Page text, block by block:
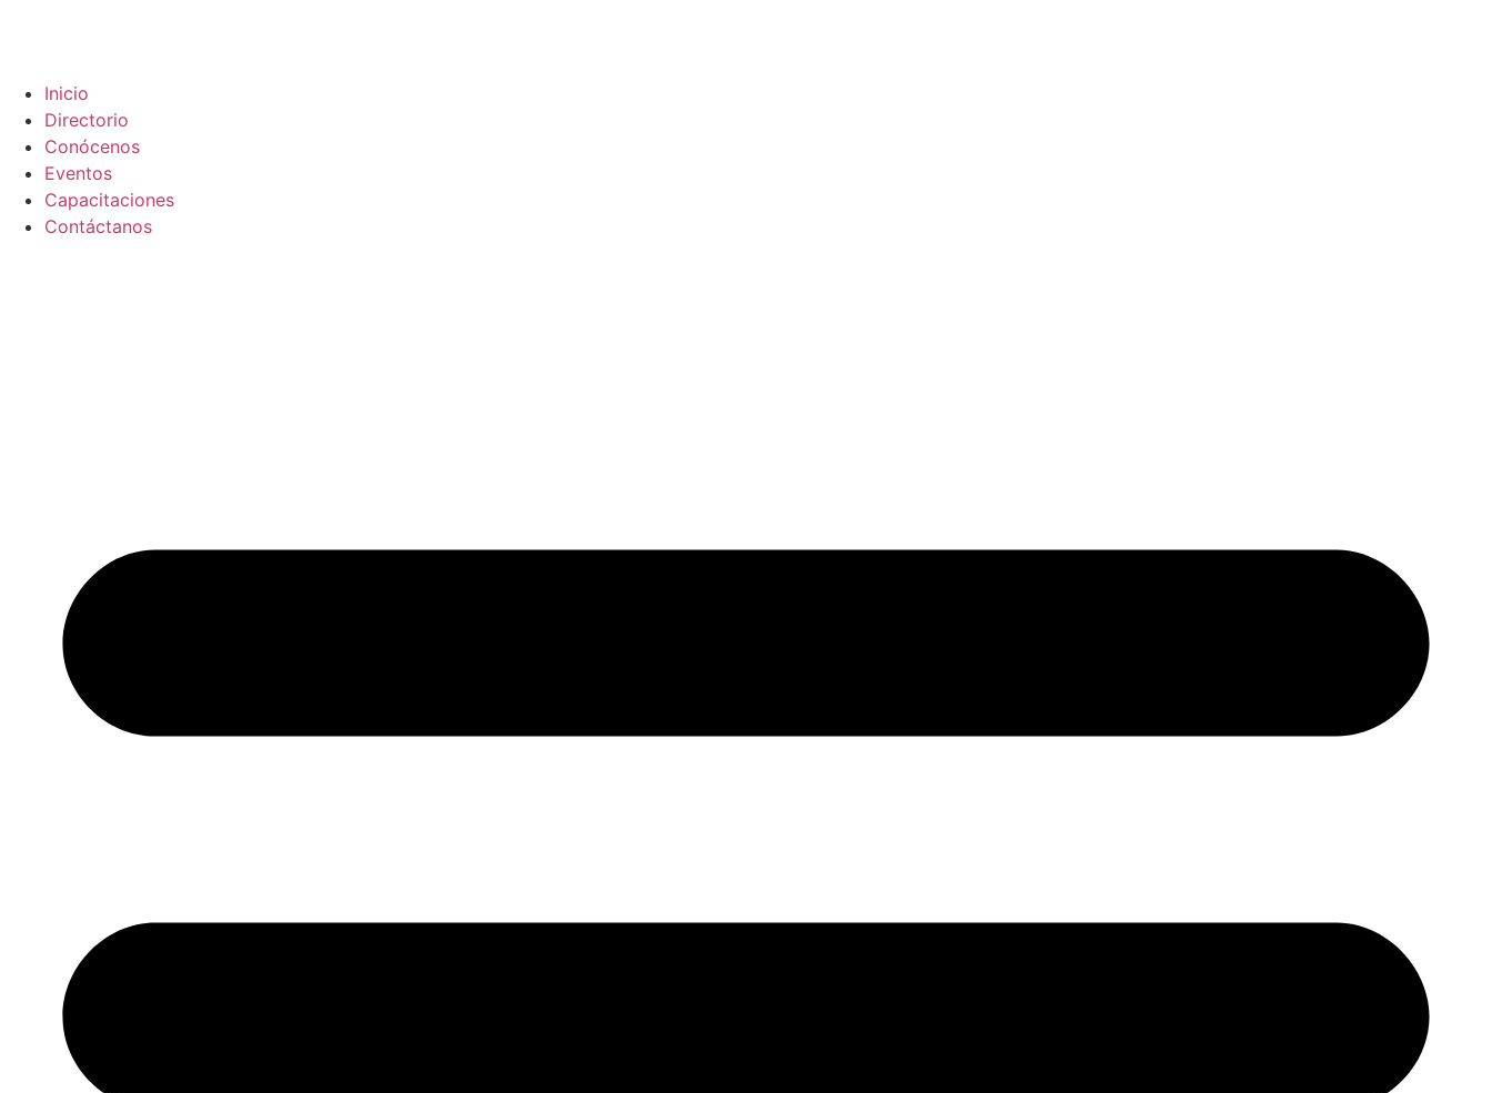
Inicio
Directorio
Conócenos
Eventos
Capacitaciones
Contáctanos